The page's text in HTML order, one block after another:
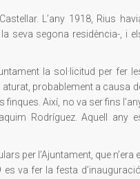
L’any 1918, Rius
seva segona residència-, i
la sol·licitud per fer
aturat, probablement a causa
Així, no va ser fins
Rodríguez. Aquell any
per l’Ajuntament, que n’era el
es va fer la festa